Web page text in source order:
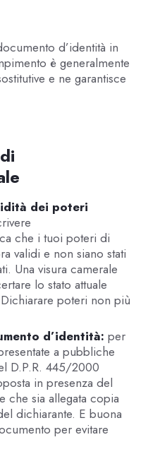
d’identità in
è generalmente
e ne garantisce
dei poteri
che i tuoi poteri di
validi e non siano stati
Una visura camerale
lo stato attuale
poteri non più
d’identità: per
a pubbliche
D.P.R. 445/2000
in presenza del
che sia allegata copia
dichiarante. E buona
per evitare